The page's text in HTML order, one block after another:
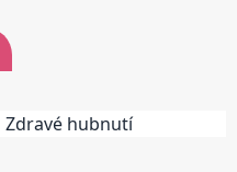
Zdravé hubnutí